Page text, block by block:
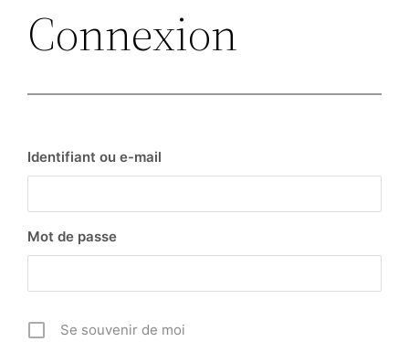
Connexion
Identifiant ou e-mail
Mot de passe
Se souvenir de moi